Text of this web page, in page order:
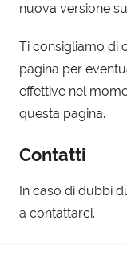
nuova versione
Ti consigliamo di
pagina per
effettive nel
questa pagina.
Contatti
In caso di dubbi
a contattarci.